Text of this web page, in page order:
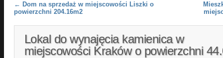
Post navigation
← Dom na sprzedaż w miejscowości Liszki o
powierzchni 204.16m2
Lokal do wynajęcia kamienica w
miejscowości Kraków o powierzchni